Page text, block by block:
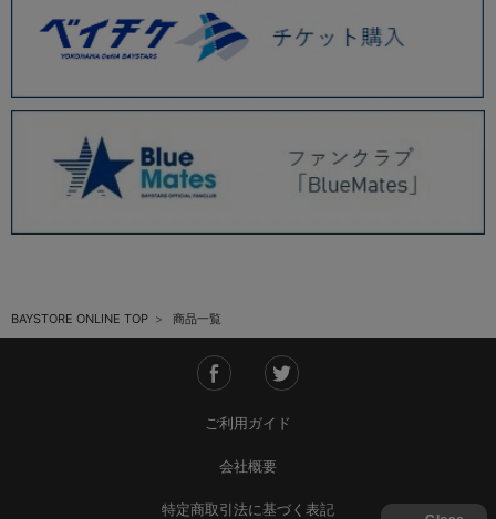
BAYSTORE ONLINE TOP 商品一覧
ご利用ガイド
会社概要
特定商取引法に基づく表記